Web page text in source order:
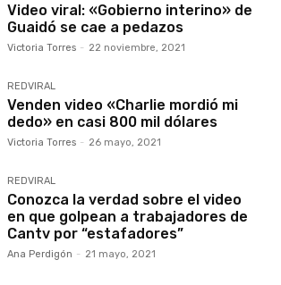
Video viral: «Gobierno interino» de
Guaidó se cae a pedazos
Victoria Torres - 22 noviembre, 2021
REDVIRAL
Venden video «Charlie mordió mi
dedo» en casi 800 mil dólares
Victoria Torres - 26 mayo, 2021
REDVIRAL
Conozca la verdad sobre el video
en que golpean a trabajadores de
Cantv por “estafadores”
Ana Perdigón - 21 mayo, 2021